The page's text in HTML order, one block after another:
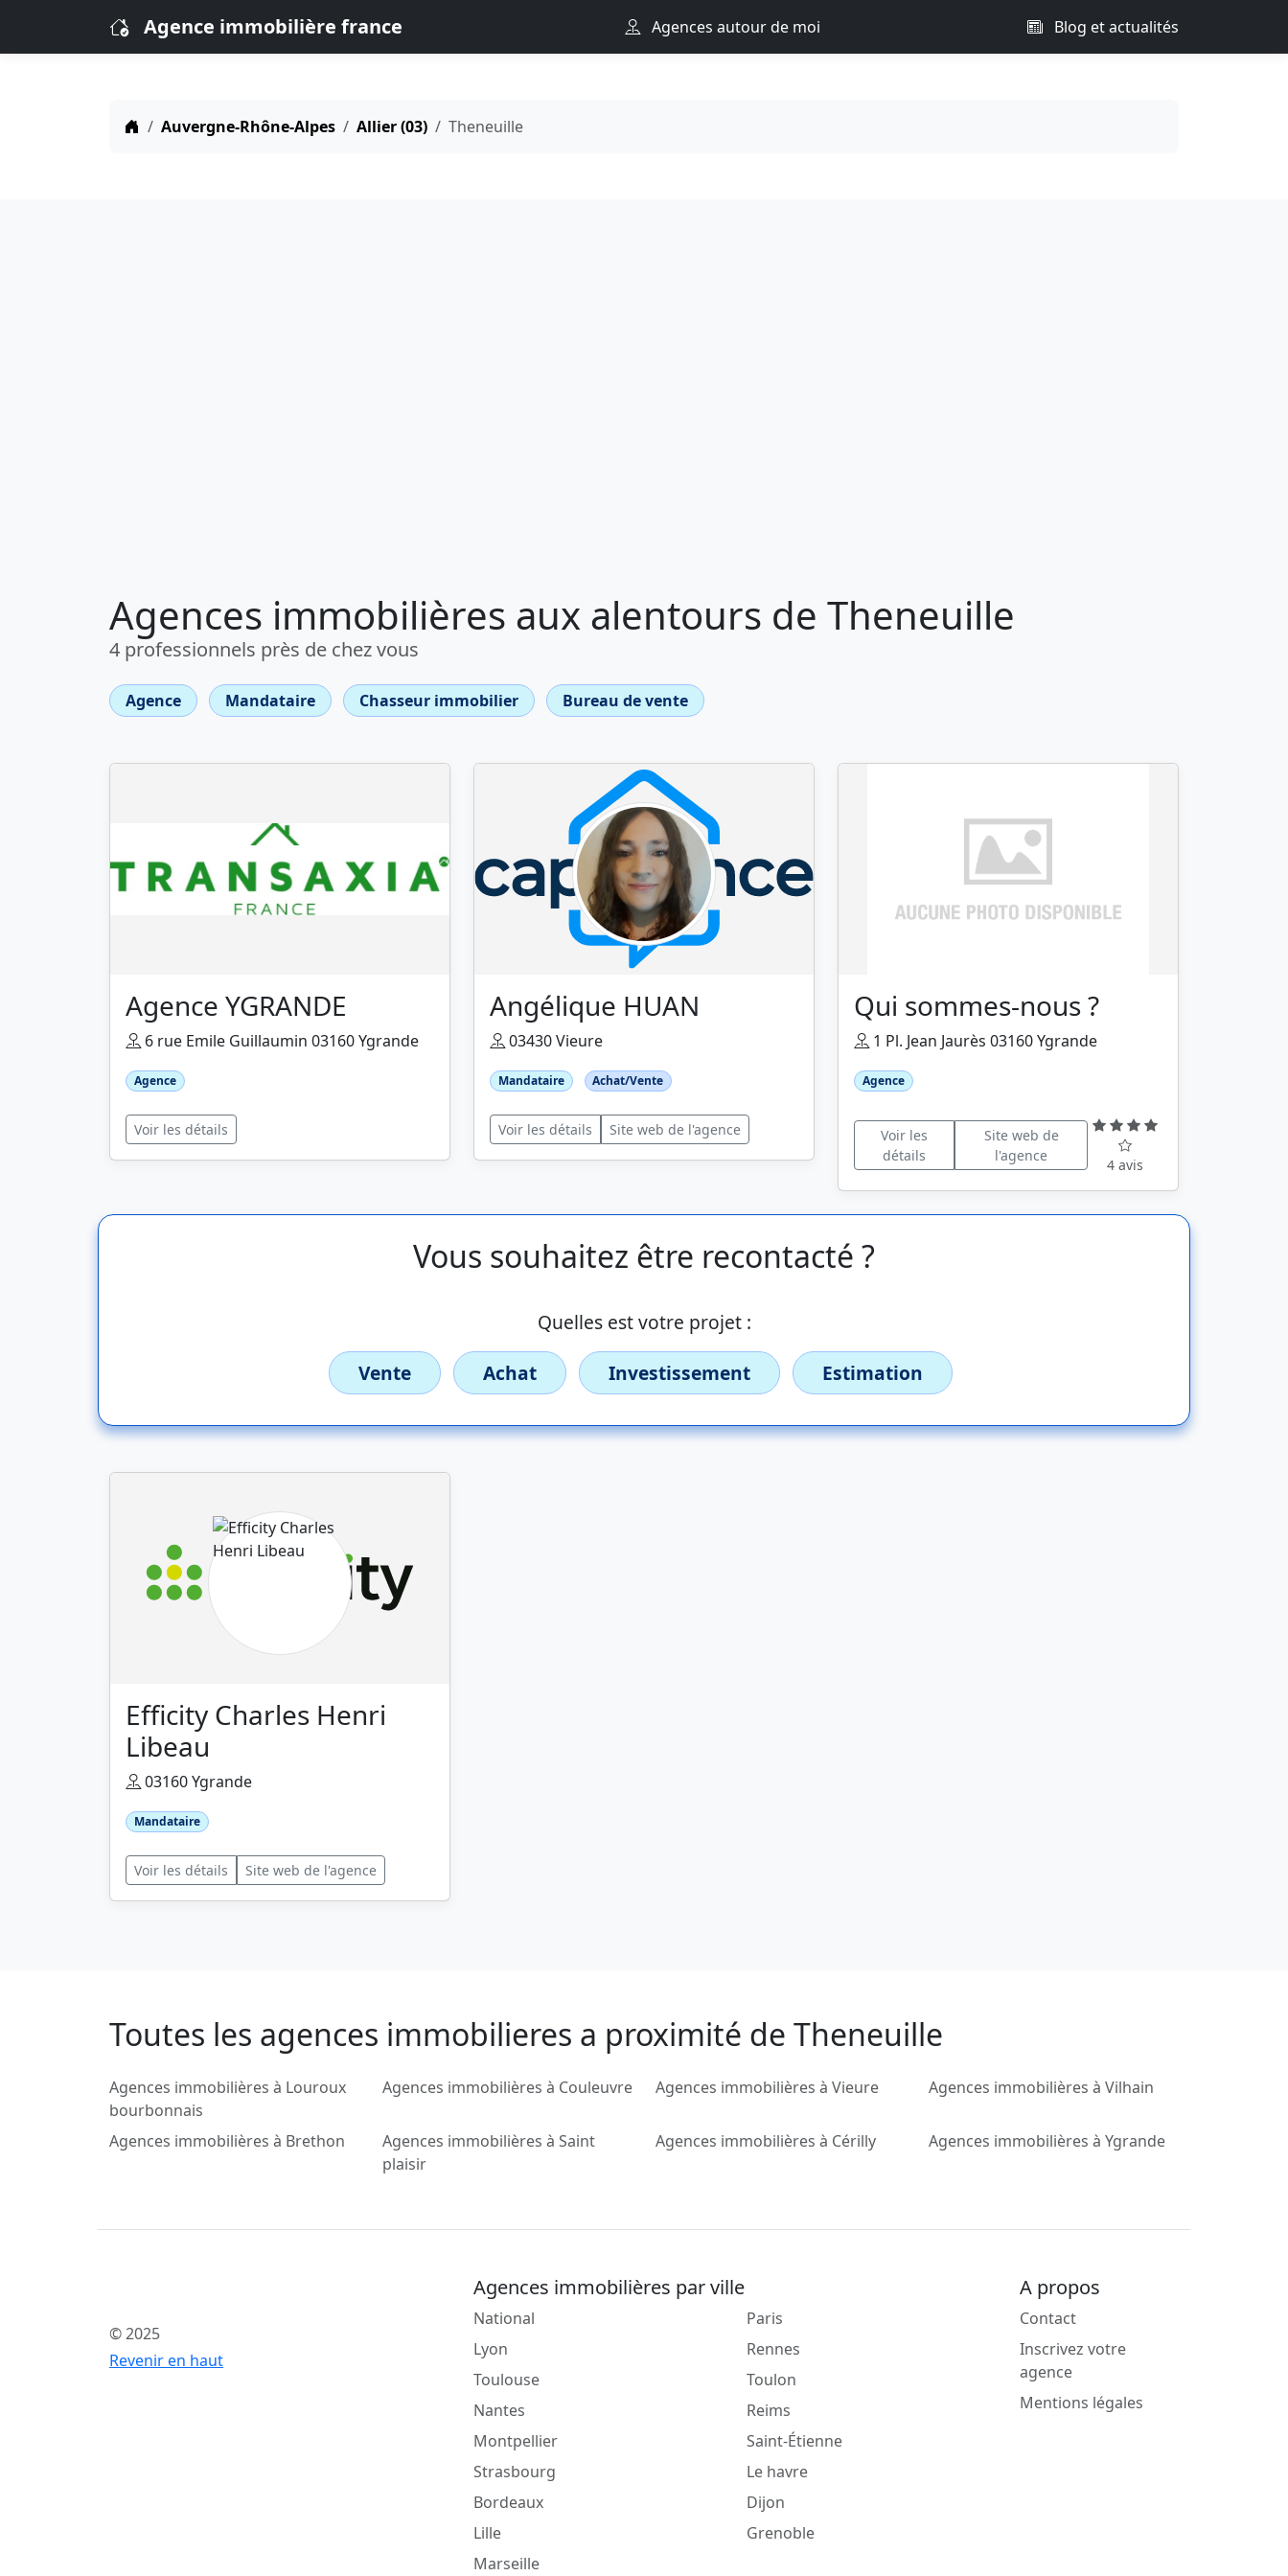
Agence immobilière france Agences autour de moi Blog et actualités
Auvergne-Rhône-Alpes Allier (03) Theneuille
Agences immobilières aux alentours de Theneuille
4 professionnels près de chez vous
Agence Mandataire Chasseur immobilier Bureau de vente
Agence YGRANDE
6 rue Emile Guillaumin 03160 Ygrande
Agence
Voir les détails
Angélique HUAN
03430 Vieure
Mandataire Achat/Vente
Voir les détails Site web de l'agence
Qui sommes-nous ?
1 Pl. Jean Jaurès 03160 Ygrande
Agence
Voir les
détails
Site web de
l'agence
4 avis
Vous souhaitez être recontacté ?
Quelles est votre projet :
Vente
Achat Investissement Estimation
Efficity Charles Henri
Libeau
03160 Ygrande
Mandataire
Voir les détails Site web de l'agence
Toutes les agences immobilieres a proximité de Theneuille
Agences immobilières à Louroux
bourbonnais
Agences immobilières à Couleuvre Agences immobilières à Vieure Agences immobilières à Vilhain
Agences immobilières à Brethon
Agences immobilières à Saint
plaisir
Agences immobilières à Cérilly Agences immobilières à Ygrande
© 2025
Revenir en haut
Agences immobilières par ville
National
Lyon
Toulouse
Nantes
Montpellier
Strasbourg
Bordeaux
Lille
Marseille
Paris
Rennes
Toulon
Reims
Saint-Étienne
Le havre
Dijon
Grenoble
A propos
Contact
Inscrivez votre
agence
Mentions légales